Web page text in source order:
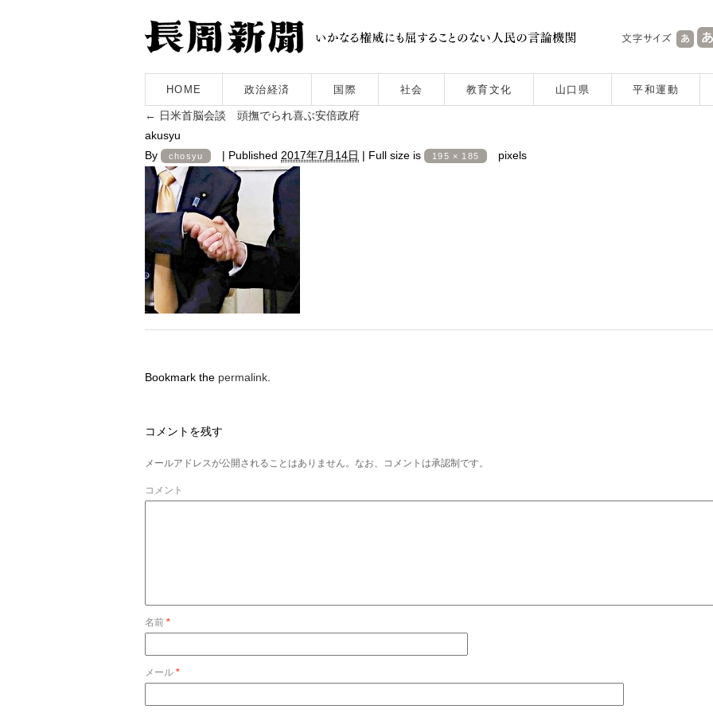
HOME 政治経済 国際 社会 教育文化 山口県 平和運動
← 日米首脳会談 頭撫でられ喜ぶ安倍政府
akusyu
By
chosyu | Published 2017年7月14日 | Full size is 195 × 185 pixels
Bookmark the permalink
コメントを残す
メールアドレスが公開されることはありません。なお、コメントは承認制です。
コメント
名前 *
メール *